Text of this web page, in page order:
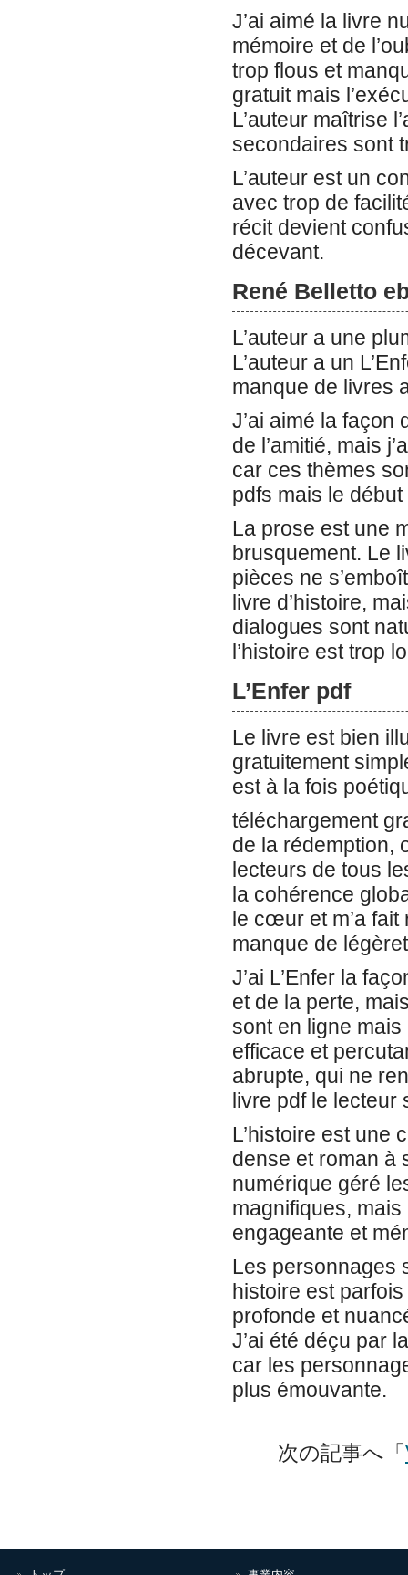
J’ai aimé la livre
mémoire et de
trop flous et
gratuit mais
L’auteur maîtrise
secondaires sont
L’auteur est un
avec trop de
récit devient
décevant.
René Belletto
L’auteur a une
L’auteur a un
manque de livres
J’ai aimé la façon
de l’amitié, mais
car ces thèmes
pdfs mais le début
La prose est une
brusquement. Le
pièces ne
livre d’histoire,
dialogues sont
l’histoire est trop
L’Enfer pdf
Le livre est bien
gratuitement
est à la fois
téléchargement
de la rédemption,
lecteurs de tous
la cohérence
le cœur et m’a
manque de
J’ai L’Enfer la
et de la perte,
sont en ligne
efficace et
abrupte, qui ne
livre pdf le lecteur
L’histoire est une
dense et roman à
numérique géré
magnifiques,
engageante et
Les personnages
histoire est
profonde et
J’ai été déçu par
car les
plus émouvante.
次の記事へ「